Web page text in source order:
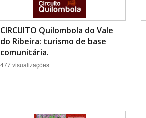
CIRCUITO Quilombola do Vale
do Ribeira: turismo de base
comunitária.
477 visualizações